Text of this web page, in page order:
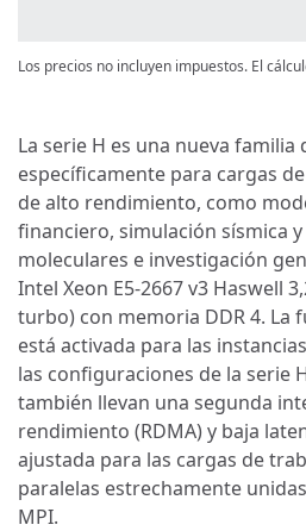
Los precios no incluyen impuestos. El
La serie H es una nueva familia
específicamente para cargas
de alto rendimiento, como
financiero, simulación sísmica
moleculares e investigación
Intel Xeon E5-2667 v3 Haswell
turbo) con memoria DDR 4. La
está activada para las
las configuraciones de la serie
también llevan una segunda
rendimiento (RDMA) y baja
ajustada para las cargas de
paralelas estrechamente
MPI.